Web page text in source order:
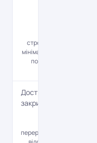
строку вкладу,
мінімальна сума
поповнення -
Дострокова
закриття
перерахуванням